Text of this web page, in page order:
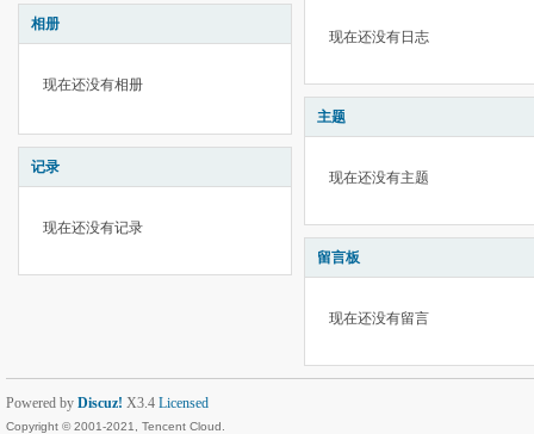
相册
现在还没有相册
记录
现在还没有记录
现在还没有日志
主题
现在还没有主题
留言板
现在还没有留言
Powered by Discuz! X3.4 Licensed
Copyright © 2001-2021, Tencent Cloud.